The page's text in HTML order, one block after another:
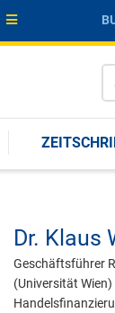
Dr. Klaus
Geschäftsführer
(Universität